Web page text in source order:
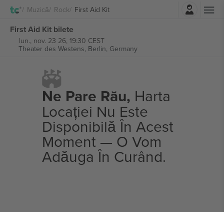
Muzică Rock First Aid Kit
First Aid Kit bilete
lun., nov. 23 26, 19:30 CEST
Theater des Westens, Berlin, Germany
Ne Pare Rău, Harta
Locației Nu Este
Disponibilă În Acest
Moment — O Vom
Adăuga În Curând.